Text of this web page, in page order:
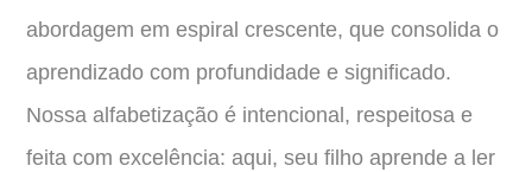
abordagem em espiral crescente, que consolida o
aprendizado com profundidade e significado.
Nossa alfabetização é intencional, respeitosa e
feita com excelência: aqui, seu filho aprende a ler